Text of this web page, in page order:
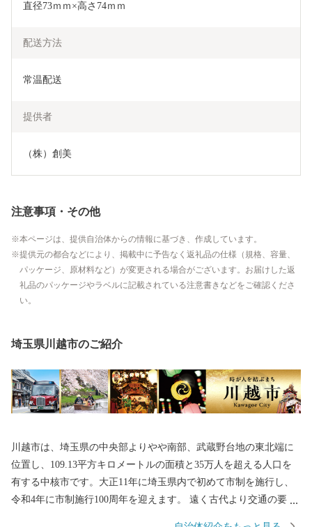
直径73ｍｍ×高さ74ｍｍ
配送方法
常温配送
提供者
（株）創美
注意事項・その他
本ページは、提供自治体からの情報に基づき、作成しています。
提供元の都合などにより、掲載中に予告なく返礼品の仕様（規格、容量、
パッケージ、原材料など）が変更される場合がございます。お届けした返
礼品のパッケージやラベルに記載されている注意書きなどをご確認くださ
い。
埼玉県川越市のご紹介
川越市は、埼玉県の中央部よりやや南部、武蔵野台地の東北端に
位置し、109.13平方キロメートルの面積と35万人を超える人口を
有する中核市です。大正11年に埼玉県内で初めて市制を施行し、
令和4年に市制施行100周年を迎えます。 遠く古代より交通の要